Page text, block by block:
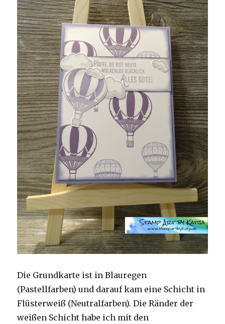
Die Grundkarte ist in Blauregen
(Pastellfarben) und darauf kam eine Schicht in
Flüsterweiß (Neutralfarben). Die Ränder der
weißen Schicht habe ich mit den